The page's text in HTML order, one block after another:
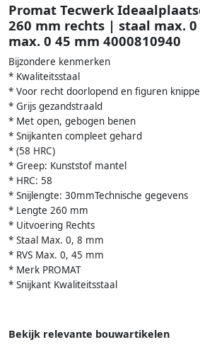
Promat Tecwerk
260 mm rechts | staal max. 0
max. 0 45 mm 4000810940
Bijzondere kenmerken
* Kwaliteitsstaal
* Voor recht doorlopend en figuren
* Grijs gezandstraald
* Met open, gebogen benen
* Snijkanten compleet gehard
* (58 HRC)
* Greep: Kunststof mantel
* HRC: 58
* Snijlengte: 30mmTechnische gegevens
* Lengte 260 mm
* Uitvoering Rechts
* Staal Max. 0, 8 mm
* RVS Max. 0, 45 mm
* Merk PROMAT
* Snijkant Kwaliteitsstaal
Bekijk relevante bouwartikelen